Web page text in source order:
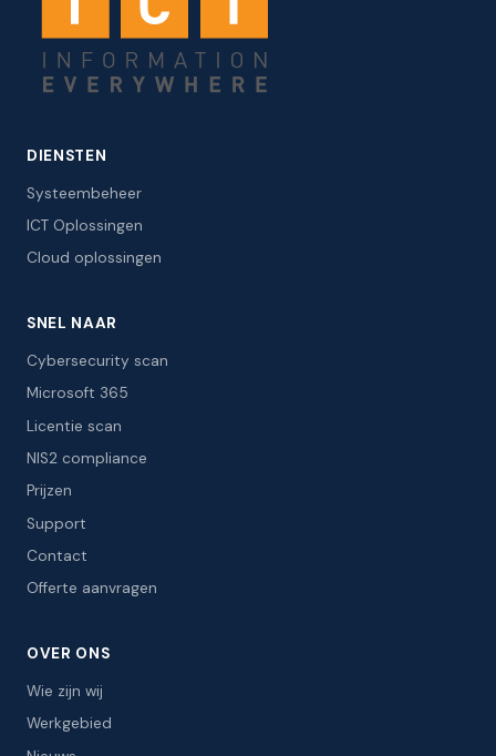
DIENSTEN
Systeembeheer
ICT Oplossingen
Cloud oplossingen
SNEL NAAR
Cybersecurity scan
Microsoft 365
Licentie scan
NIS2 compliance
Prijzen
Support
Contact
Offerte aanvragen
OVER ONS
Wie zijn wij
Werkgebied